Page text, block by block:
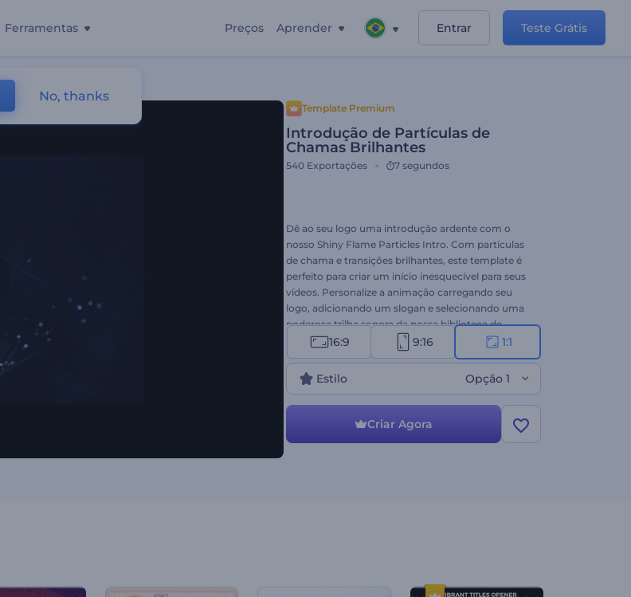
Ferramentas Preços Aprender Entrar Teste Grátis
Template Premium
Introdução de Partículas de
Chamas Brilhantes
540 Exportações 7 segundos
Dê ao seu logo uma introdução ardente com o
nosso Shiny Flame Particles Intro. Com partículas
de chama e transições brilhantes, este template é
perfeito para criar um início inesquecível para seus
vídeos. Personalize a animação carregando seu
logo, adicionando um slogan e selecionando uma
poderosa trilha sonora da nossa biblioteca de
música. Quer você precise de uma introdução
energética para uma promoção, serviço ou
empresa, abertura de evento, ou qualquer outra
coisa, este template é a sua melhor solução. Crie
agora!
16:9 9:16 1:1
Estilo Opção 1
Criar Agora
No, thanks